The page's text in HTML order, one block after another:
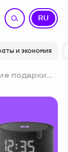
и экономия
RU
UZ
подарки